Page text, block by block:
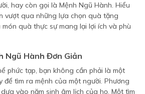
hay còn gọi là Mệnh Ngũ Hành. Hiểu
vượt qua những lựa chọn quà tặng
quà thực sự mang lại lợi ích và phù
Ngũ Hành Đơn Giản
phức tạp, bạn không cần phải là một
để tìm ra mệnh của một người. Phương
vào năm sinh âm lịch của họ. Một tìm